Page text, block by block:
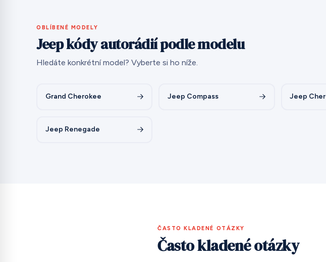
OBLÍBENÉ MODELY
Jeep kódy autorádií podle modelu
Hledáte konkrétní model? Vyberte si ho níže.
Grand Cherokee Jeep Compass Jeep
Jeep Renegade
ČASTO KLADENÉ OTÁZKY
Často kladené otázky